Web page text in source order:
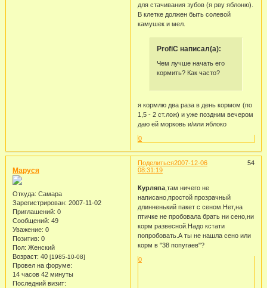
для стачивания зубов (я рву яблоню).
В клетке должен быть солевой
камушек и мел.
ProfiC написал(а):
Чем лучше начать его
кормить? Как часто?
я кормлю два раза в день кормом (по
1,5 - 2 ст.лож) и уже поздним вечером
даю ей морковь и/или яблоко
0
Поделиться 54
2007-12-06
08:31:19
Маруся
Откуда: Самара
Зарегистрирован: 2007-11-02
Приглашений: 0
Сообщений: 49
Уважение: 0
Позитив: 0
Пол: Женский
Возраст: 40 [1985-10-08]
Провел на форуме:
14 часов 42 минуты
Последний визит:
Курляпа,там ничего не
написано,простой прозрачный
длинненький пакет с сеном.Нет,на
птичке не пробовала брать ни сено,ни
корм развесной.Надо кстати
попробовать.А ты не нашла сено или
корм в "38 попугаев"?
0